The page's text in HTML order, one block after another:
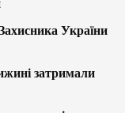
України
затримали